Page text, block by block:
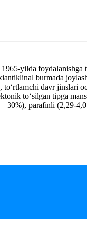
yilda
burmada
davr jinslari
toʻsilgan tipga
parafinli (2,29-